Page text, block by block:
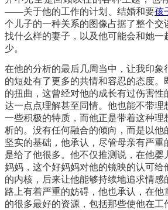
——关于他的工作的计划、结婚和要孩
个儿子的一种关系的图像占据了整个
找什么样的妻子，以及他可能会和她一
少。
在他的分析的最后几周当中，让我印象
的短处有了更多的共情和容忍的态度。
的扭曲，这曾经对他的成长有过伤害性
达一点点理解甚至同情。他也能不带理
一些积极的特质，而他正是带着这种理
析的。没有任何融合的倾向，而是以他
坚实的基础，他承认，尽管母亲有严重
是给了他很多。他不仅推测说，在他婴
妈妈，这个好妈妈对他的镜映的认可给
的内核，后来让他能够持续地追求情感
路上有着严重的妨碍，他也承认，在他
的很多最好的资源，包括那些使他在工